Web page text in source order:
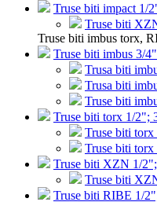
Truse biti impact 1/
Truse biti
Truse biti imbus torx,
Truse biti imbus 3/
Trusa biti
Trusa biti
Truse biti
Truse biti torx 1/2";
Truse biti
Truse biti torx
Truse biti XZN 1/
Truse biti
Truse biti RIBE 1/